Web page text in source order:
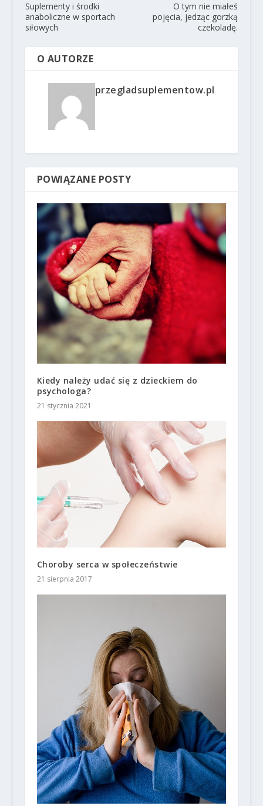
Suplementy i środki
anaboliczne w sportach
siłowych
O tym nie miałeś
pojęcia, jedząc gorzką
czekoladę.
O AUTORZE
przegladsuplementow.pl
POWIĄZANE POSTY
Kiedy należy udać się z dzieckiem do
psychologa?
21 stycznia 2021
Choroby serca w społeczeństwie
21 sierpnia 2017